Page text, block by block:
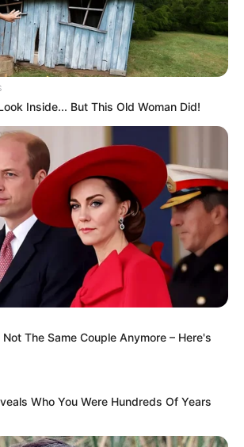
AQUI
de obras
Inside... But This Old Woman Did!
The Same Couple Anymore – Here's
Who You Were Hundreds Of Years